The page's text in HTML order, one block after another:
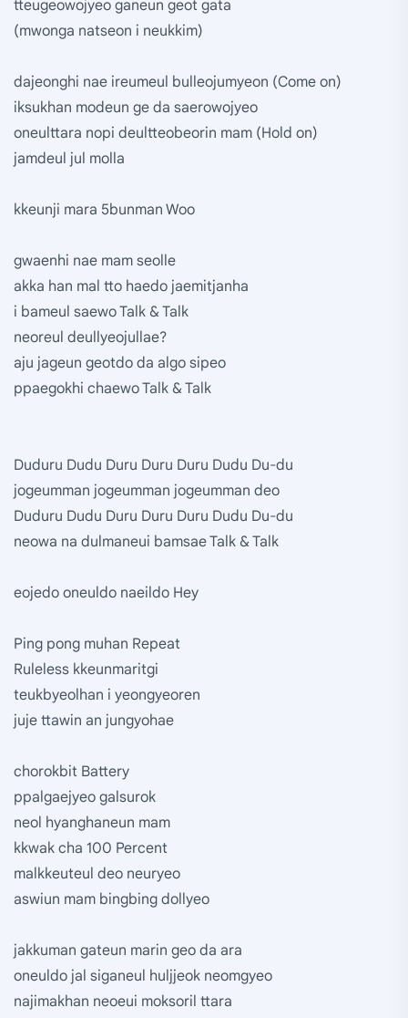
tteugeowojyeo ganeun geot gata
(mwonga natseon i neukkim)
dajeonghi nae ireumeul bulleojumyeon (Come on)
iksukhan modeun ge da saerowojyeo
oneulttara nopi deultteobeorin mam (Hold on)
jamdeul jul molla
kkeunji mara 5bunman Woo
gwaenhi nae mam seolle
akka han mal tto haedo jaemitjanha
i bameul saewo Talk & Talk
neoreul deullyeojullae?
aju jageun geotdo da algo sipeo
ppaegokhi chaewo Talk & Talk
Duduru Dudu Duru Duru Duru Dudu Du-du
jogeumman jogeumman jogeumman deo
Duduru Dudu Duru Duru Duru Dudu Du-du
neowa na dulmaneui bamsae Talk & Talk
eojedo oneuldo naeildo Hey
Ping pong muhan Repeat
Ruleless kkeunmaritgi
teukbyeolhan i yeongyeoren
juje ttawin an jungyohae
chorokbit Battery
ppalgaejyeo galsurok
neol hyanghaneun mam
kkwak cha 100 Percent
malkkeuteul deo neuryeo
aswiun mam bingbing dollyeo
jakkuman gateun marin geo da ara
oneuldo jal siganeul huljjeok neomgyeo
najimakhan neoeui moksoril ttara